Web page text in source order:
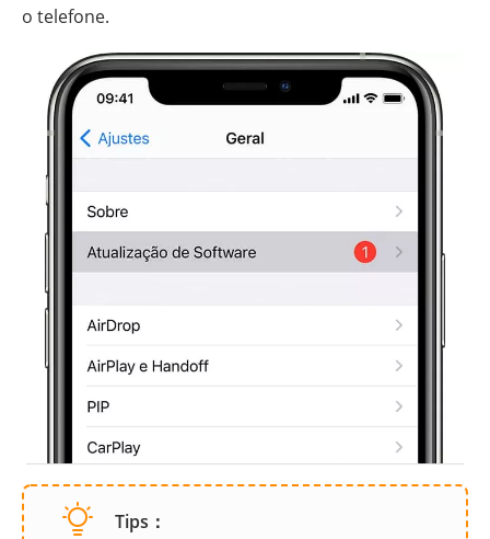
o telefone.
Tips：